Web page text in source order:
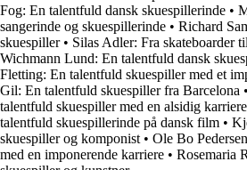
Fog: En talentfuld dansk skuespillerinde •
sangerinde og skuespillerinde • Richard
skuespiller• Silas Adler: Fra skateboarder
Wichmann Lund: En talentfuld dansk
Fletting: En talentfuld skuespiller med et
Gil: En talentfuld skuespiller fra Barcelona •
talentfuld skuespiller med en alsidig karriere
talentfuld skuespillerinde på dansk film •
skuespiller og komponist • Ole Bo
med en imponerende karriere • Rosemaria